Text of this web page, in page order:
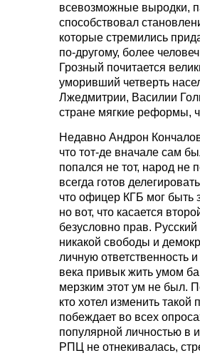
всевозможные выродки,
способствовал
которые стремились
по-другому, более
Грозный почитается
уморивший четверть
Лжедмитрии, Василии
стране мягкие реформы,
Недавно Андрон
что тот-де вначале сам
попался не тот, народ не
всегда готов
что офицер КГБ мог быть
но вот, что касается
безусловно прав.
никакой свободы и
личную ответственность
века привык жить умом
мерзким этот ум не был.
кто хотел изменить
побеждает во всех
популярной личностью в
РПЦ не отнекивалась,